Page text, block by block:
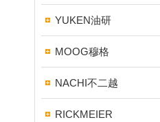
YUKEN油研
MOOG穆格
NACHI不二越
RICKMEIER